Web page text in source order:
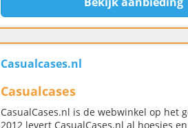
Casualcases.nl
Casualcases
CasualCases.nl is de webwinkel op het
2012 levert CasualCases.nl al hoesjes